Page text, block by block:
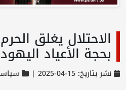
الاحتلال يغلق
بحجة الأعياد
نشر بتاريخ: 15-04-2025 |